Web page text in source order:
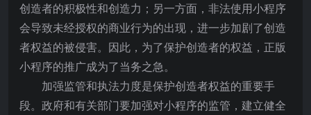
创造者的积极性和创造力；另一方面，非法使用小程序
会导致未经授权的商业行为的出现，进一步加剧了创造
者权益的被侵害。因此，为了保护创造者的权益，正版
小程序的推广成为了当务之急。
加强监管和执法力度是保护创造者权益的重要手
段。政府和有关部门要加强对小程序的监管，建立健全